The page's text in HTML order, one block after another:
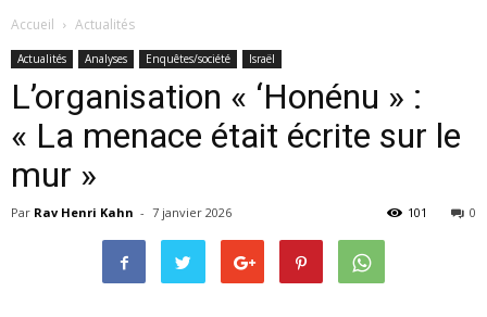
Accueil Actualités
Actualités Analyses Enquêtes/société Israël
L’organisation « ‘Honénu » :
« La menace était écrite sur le
mur »
Par Rav Henri Kahn - 7 janvier 2026 0
101